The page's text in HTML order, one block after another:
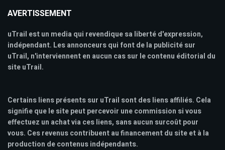
AVERTISSEMENT
uTrail est un media qui revendique sa liberté d'expression,
indépendant. Les annonceurs qui font de la publicité sur
uTrail, n'interviennent en aucun cas sur le contenu éditorial du
site uTrail.
Certains liens présents sur uTrail sont des liens affiliés. Cela
signifie que le site peut percevoir une commission si vous
effectuez un achat via ces liens, sans aucun surcoût pour
vous. Ces revenus contribuent au financement du site et à la
production de contenus indépendants.